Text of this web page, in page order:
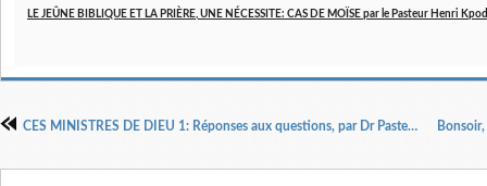
LE JEÛNE BIBLIQUE ET LA PRIÈRE, UNE NÉCESSITE: CAS DE MOÏSE par le Pasteur Henri
CES MINISTRES DE DIEU 1: Réponses aux questions, par Dr Pasteur Henri Kpodahi